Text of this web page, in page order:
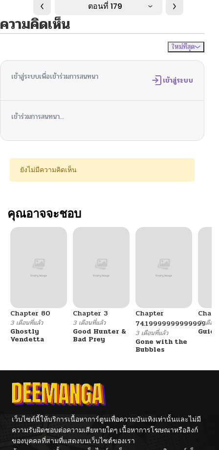
ตอนที่ 179
ความคิดเห็น
ใหม่ที่สุด
เข้าสู่ระบบเพื่อเข้าร่วมการสนทนา เข้าสู่ระบบ
เข้าร่วมการสนทนา...
ยังไม่มีความคิดเห็น
คุณอาจจะชอบ
Chapter 80
3 เดือนที่แล้ว
Ghostly
Vendetta
Chapter 3
3 เดือนที่แล้ว
Good Hunter &
Bad Prey
Chapter
74.19999999999999
3 เดือนที่แล้ว
Gone with the
Bubbles
3 เดือน
เว็บไซต์นี้ให้บริการเนื้อหาการ์ตูนเพื่อความบันเทิงเท่านั้นและไม่มี
ความรับผิดชอบต่อความเสียหายใดๆ เนื้อหาการโฆษณาหรือลิงก์
ของบุคคลที่สามที่แสดงบนเว็บไซต์ของเรา